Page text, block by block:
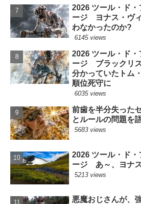
2026 ツール・ド
ージ ヨナス・ヴ
わなかったのか?
6145 views
2026 ツール・ド
ージ ブラックリ
分かっていたトム
順位死守に
6035 views
前歯を半分失った
とルールの問題を
5683 views
2026 ツール・ド
ージ あ～、ヨナ
5213 views
悪魔おじさんが、